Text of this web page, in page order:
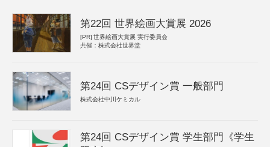
第22回 世界絵画大賞展 2026
[PR] 世界絵画大賞展 実行委員会
共催：株式会社世界堂
第24回 CSデザイン賞 一般部門
株式会社中川ケミカル
第24回 CSデザイン賞 学生部門《学生